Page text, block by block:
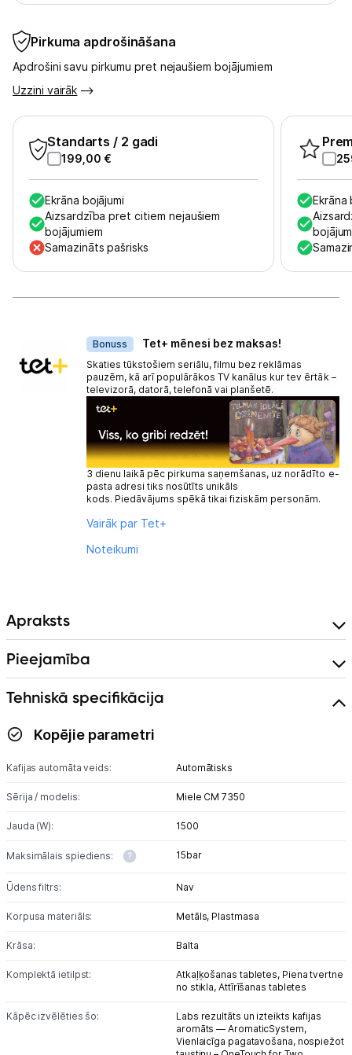
Pirkuma apdrošināšana
Apdrošini savu pirkumu pret nejaušiem bojājumiem
Uzzini vairāk
Standarts / 2 gadi
199,00 €
Ekrāna bojājumi
Aizsardzība pret citiem nejaušiem
bojājumiem
Samazināts pašrisks
Ekrāna
Bonuss Tet+ mēnesi bez maksas!
Skaties tūkstošiem seriālu, filmu bez reklāmas
pauzēm, kā arī populārākos TV kanālus kur tev ērtāk –
televizorā, datorā, telefonā vai planšetē.
3 dienu laikā pēc pirkuma saņemšanas, uz norādīto e-
pasta adresi tiks nosūtīts unikāls
kods. Piedāvājums spēkā tikai fiziskām personām.
Vairāk par Tet+
Noteikumi
Apraksts
Pieejamība
Tehniskā specifikācija
Kopējie parametri
Kafijas automāta veids: Automātisks
Sērija / modelis: Miele CM 7350
Jauda (W): 1500
Maksimālais spiediens: 15bar
Ūdens filtrs: Nav
Korpusa materiāls: Metāls, Plastmasa
Krāsa: Balta
Komplektā ietilpst: Atkaļķošanas tabletes, Piena tvertne
no stikla,Attīrīšanas tabletes
Kāpēc izvēlēties šo:
Labs rezultāts un izteikts kafijas
aromāts — AromaticSystem,
Vienlaicīga pagatavošana, nospiežot